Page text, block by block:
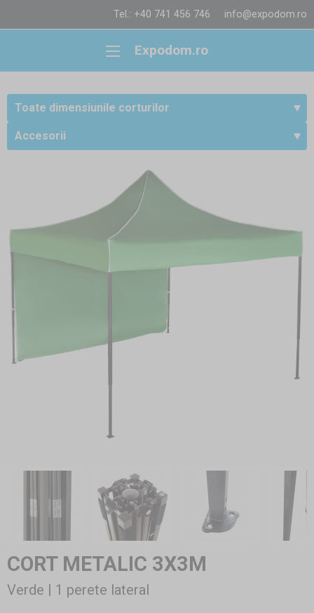
Tel.: +40 741 456 746 info@expodom.ro
Expodom.ro
Toate dimensiunile corturilor
Accesorii
CORT METALIC 3X3M
Verde | 1 perete lateral